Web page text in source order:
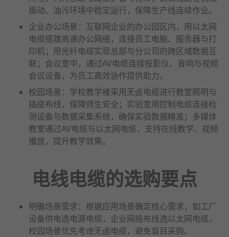
振动、油污环境中稳定运行，保障生产线连续作业。
企业办公场景：互联网企业的办公园区内，用以太网
电缆搭建高速办公网络，连接员工电脑、服务器与打
印机；用光纤电缆实现总部与分公司的跨区域数据互
联；会议室中，通过AV电缆连接投影仪、音响与视频
会议设备，为员工高效协作提供助力。
校园场景：学校教学楼采用无卤电缆进行教室照明与
插座布线，保障师生安全；实验室用控制电缆连接检
测设备与数据采集系统，确保实验数据精准；多媒体
教室通过AV电缆与以太网电缆，支持在线教学、视频
播放，提升教学效果。
电线电缆的选购要点
明确场景需求：根据应用场景确定核心需求，如工厂
设备供电选电源电缆，企业网络布线选以太网电缆，
校园场景优先考虑无卤电缆，避免盲目采购。